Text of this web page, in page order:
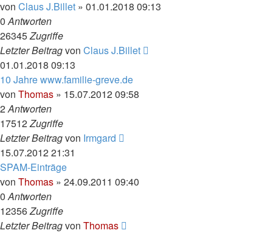
von Claus J.Billet » 01.01.2018 09:13
0Antworten
26345Zugriffe
Letzter Beitragvon Claus J.Billet
01.01.2018 09:13
10 Jahre www.familie-greve.de
von Thomas » 15.07.2012 09:58
2Antworten
17512Zugriffe
Letzter Beitragvon Irmgard
15.07.2012 21:31
SPAM-Einträge
von Thomas » 24.09.2011 09:40
0Antworten
12356Zugriffe
Letzter Beitragvon Thomas